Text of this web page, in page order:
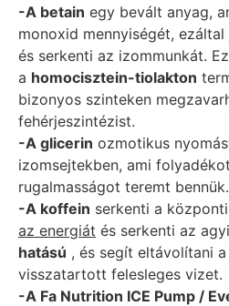
-A betain egy bevált anyag,
monoxid mennyiségét,
és serkenti az izommunkát.
a homocisztein-tiolakton
bizonyos szinteken
fehérjeszintézist.
-A glicerin ozmotikus
izomsejtekben, ami
rugalmasságot teremt bennük.
-A koffein serkenti a
az energiát és serkenti az
hatású , és segít eltávolítani
visszatartott felesleges vizet.
-A Fa Nutrition ICE Pump /